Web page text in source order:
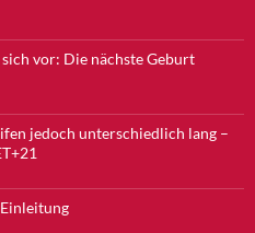
vor: Die nächste Geburt
jedoch unterschiedlich lang –